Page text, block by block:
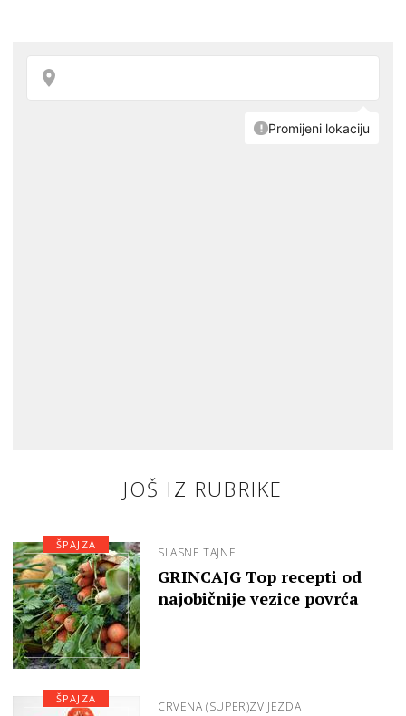
JOŠ IZ RUBRIKE
SLASNE TAJNE
GRINCAJG Top recepti od
najobičnije vezice povrća
ŠPAJZA
CRVENA (SUPER)ZVIJEZDA
ŠPAJZA